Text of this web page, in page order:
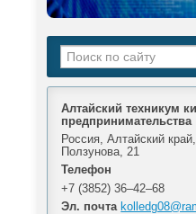
Алтайский техникум
предпринимательства
Россия, Алтайский
Ползунова, 21
Телефон
+7 (3852) 36‒42‒68
Эл. почта